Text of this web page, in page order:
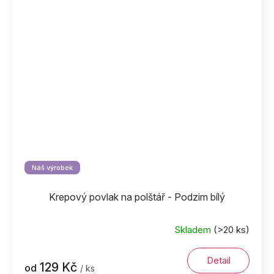
Náš výrobek
Krepový povlak na polštář - Podzim bílý
Skladem (>20 ks)
od 129 Kč / ks
Detail